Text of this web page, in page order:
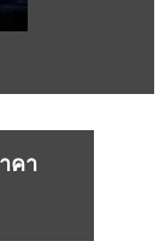
คา